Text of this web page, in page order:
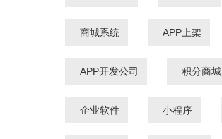
商城系统 APP上架
APP开发公司 积分商城
企业软件 小程序